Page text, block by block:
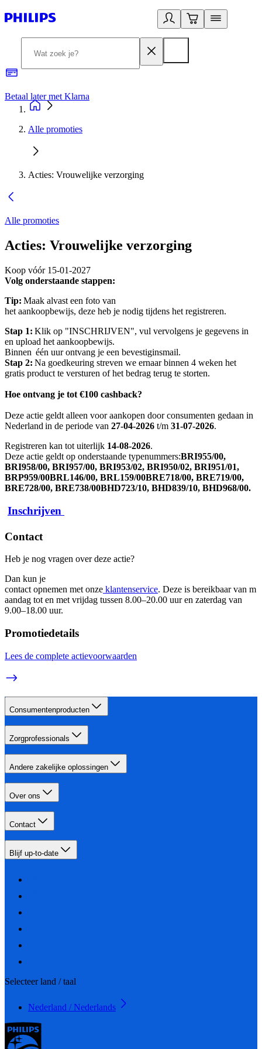
Betaal later met Klarna
Alle promoties
Acties: Vrouwelijke verzorging
Alle promoties
Acties: Vrouwelijke verzorging
Koop vóór 15-01-2027
Volg onderstaande stappen:
Tip: Maak alvast een foto van
het aankoopbewijs, deze heb je nodig tijdens het registreren.
Stap 1: Klik op "INSCHRIJVEN", vul vervolgens je gegevens in
en upload het aankoopbewijs.
Binnen  één uur ontvang je een bevestiginsmail.
Stap 2: Na goedkeuring streven we ernaar binnen 4 weken het
gratis product te versturen of het bedrag terug te storten.
Hoe ontvang je tot €100 cashback?
Deze actie geldt alleen voor aankopen door consumenten gedaan in
Nederland in de periode van 27-04-2026 t/m 31-07-2026.
Registreren kan tot uiterlijk 14-08-2026.
Deze actie geldt op onderstaande typenummers:BRI955/00,
BRI958/00, BRI957/00, BRI953/02, BRI950/02, BRI951/01,
BRP959/00BRL146/00, BRL159/00BRE718/00, BRE719/00,
BRE728/00, BRE738/00BHD723/10, BHD839/10, BHD968/00.
Contact
Heb je nog vragen over deze actie?
Dan kun je
contact opnemen met onze klantenservice. Deze is bereikbaar van m
aandag tot en met vrijdag tussen 8.00–20.00 uur en zaterdag van
9.00–18.00 uur.
Promotiedetails
Lees de complete actievoorwaarden
Consumentenproducten
Zorgprofessionals
Andere zakelijke oplossingen
Over ons
Contact
Blijf up-to-date
Selecteer land / taal
Nederland / Nederlands